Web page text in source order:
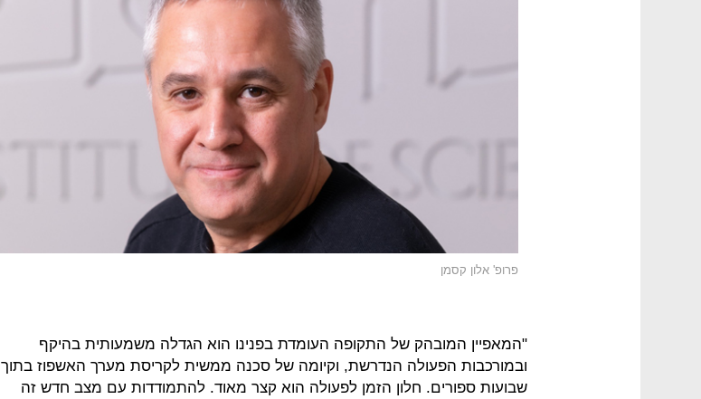
פרופ' אלון קסמן
"המאפיין המובהק של התקופה העומדת בפנינו הוא הגדלה משמעותית בהיקף
ובמורכבות הפעולה הנדרשת, וקיומה של סכנה ממשית לקריסת מערך האשפוז בתוך
שבועות ספורים. חלון הזמן לפעולה הוא קצר מאוד. להתמודדות עם מצב חדש זה